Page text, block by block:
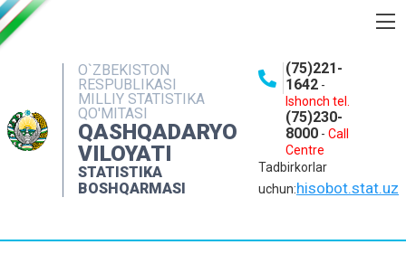
O`ZBEKISTON
RESPUBLIKASI
MILLIY STATISTIKA
QO'MITASI
QASHQADARYO
VILOYATI
STATISTIKA
BOSHQARMASI
(75)221-
1642 -
Ishonch tel.
(75)230-
8000 - Call
Centre
Tadbirkorlar
uchun:hisobot.stat.uz
OCHIQ MA'LUMOTLAR
NASHRLAR
INTERAKTIV XIZMATLAR
MATBUOT XIZMATI
KONTAKTLAR